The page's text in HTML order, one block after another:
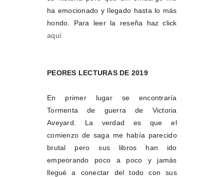
ha emocionado y llegado hasta lo más
hondo. Para leer la reseña haz click
aquí.
PEORES LECTURAS DE 2019
En primer lugar se encontraría
Tormenta de guerra de Victoria
Aveyard. La verdad es que el
comienzo de saga me había parecido
brutal pero sus libros han ido
empeorando poco a poco y jamás
llegué a conectar del todo con sus